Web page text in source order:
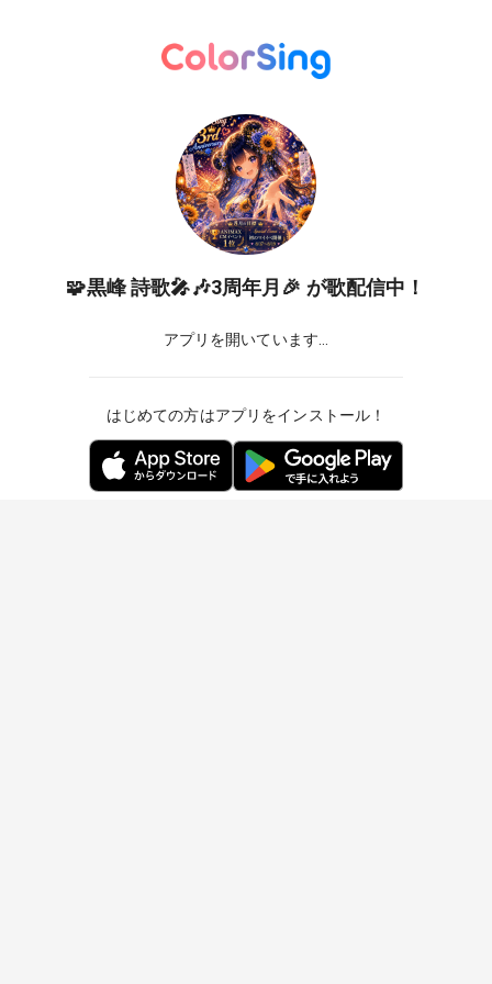
🧩黒峰 詩歌🎤🎶3周年月🎉 が歌配信中！
アプリを開いています...
はじめての方はアプリをインストール！